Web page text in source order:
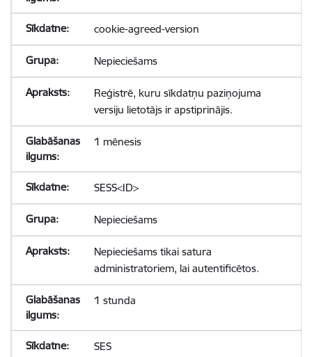
cookie-agreed-version
Nepieciešams
Reģistrē, kuru sīkdatņu paziņojuma
versiju lietotājs ir apstiprinājis.
1 mēnesis
SESS<ID>
Nepieciešams
Nepieciešams tikai satura
administratoriem, lai autentificētos.
1 stunda
SES